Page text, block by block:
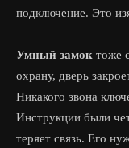
подключение. Это
Умный замок тоже
охрану, дверь
Никакого звона
Инструкции были
теряет связь. Его